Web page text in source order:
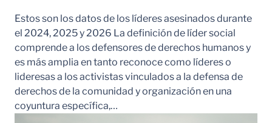
Estos son los datos de los líderes asesinados durante
el 2024, 2025 y 2026 La definición de líder social
comprende a los defensores de derechos humanos y
es más amplia en tanto reconoce como líderes o
lideresas a los activistas vinculados a la defensa de
derechos de la comunidad y organización en una
coyuntura específica,…